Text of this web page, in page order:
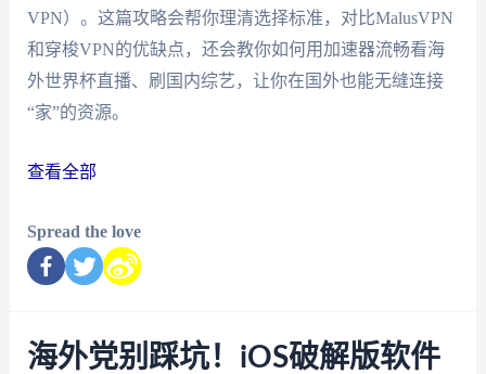
VPN）。这篇攻略会帮你理清选择标准，对比MalusVPN
和穿梭VPN的优缺点，还会教你如何用加速器流畅看海
外世界杯直播、刷国内综艺，让你在国外也能无缝连接
“家”的资源。
查看全部
Spread the love
海外党别踩坑！iOS破解版软件